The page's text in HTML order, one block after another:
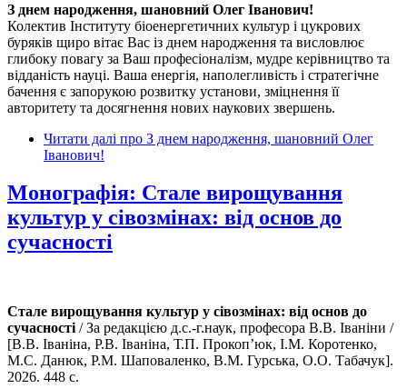
З днем народження, шановний Олег Іванович!
Колектив Інституту біоенергетичних культур і цукрових
буряків щиро вітає Вас із днем народження та висловлює
глибоку повагу за Ваш професіоналізм, мудре керівництво та
відданість науці. Ваша енергія, наполегливість і стратегічне
бачення є запорукою розвитку установи, зміцнення її
авторитету та досягнення нових наукових звершень.
Читати далі про З днем народження, шановний Олег
Іванович!
Монографія: Стале вирощування
культур у сівозмінах: від основ до
сучасності
Стале вирощування культур у сівозмінах: від основ до
сучасності / За редакцією д.с.-г.наук, професора В.В. Іваніни /
[В.В. Іваніна, Р.В. Іваніна, Т.П. Прокоп’юк, І.М. Коротенко,
М.С. Данюк, Р.М. Шаповаленко, В.М. Гурська, О.О. Табачук].
2026. 448 с.